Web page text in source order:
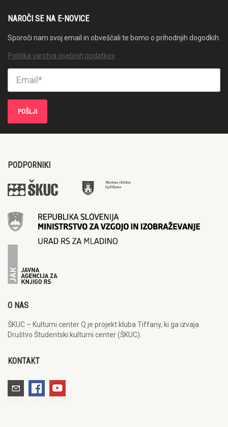
NAROČI SE NA E-NOVICE
Sporoči nam svoj email in obveščali te bomo o prihodnjih dogodkih.
Politika varstva osebnih podatkov
PODPORNIKI
O NAS
ŠKUC – Kulturni center Q je projekt kluba Tiffany, ki ga izvaja
Društvo Študentski kulturni center (ŠKUC).
KONTAKT